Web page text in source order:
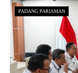
PADANG PARIAMAN